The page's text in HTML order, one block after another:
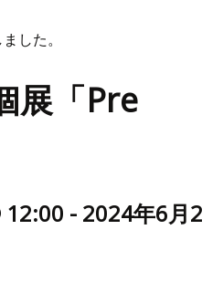
した。
展「Pre
12:00 - 2024年6月2